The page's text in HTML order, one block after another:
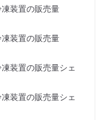
装置の販売量
装置の販売量
装置の販売量シェ
装置の販売量シェ